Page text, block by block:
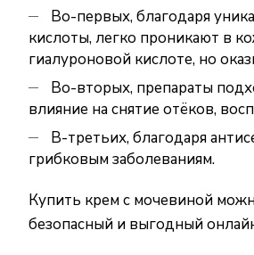
Во-первых, благодаря
кислоты, легко проникают в
гиалуроновой кислоте, но
Во-вторых, препараты
влияние на снятие отёков,
В-третьих, благодаря
грибковым заболеваниям.
Купить крем с мочевиной
безопасный и выгодный